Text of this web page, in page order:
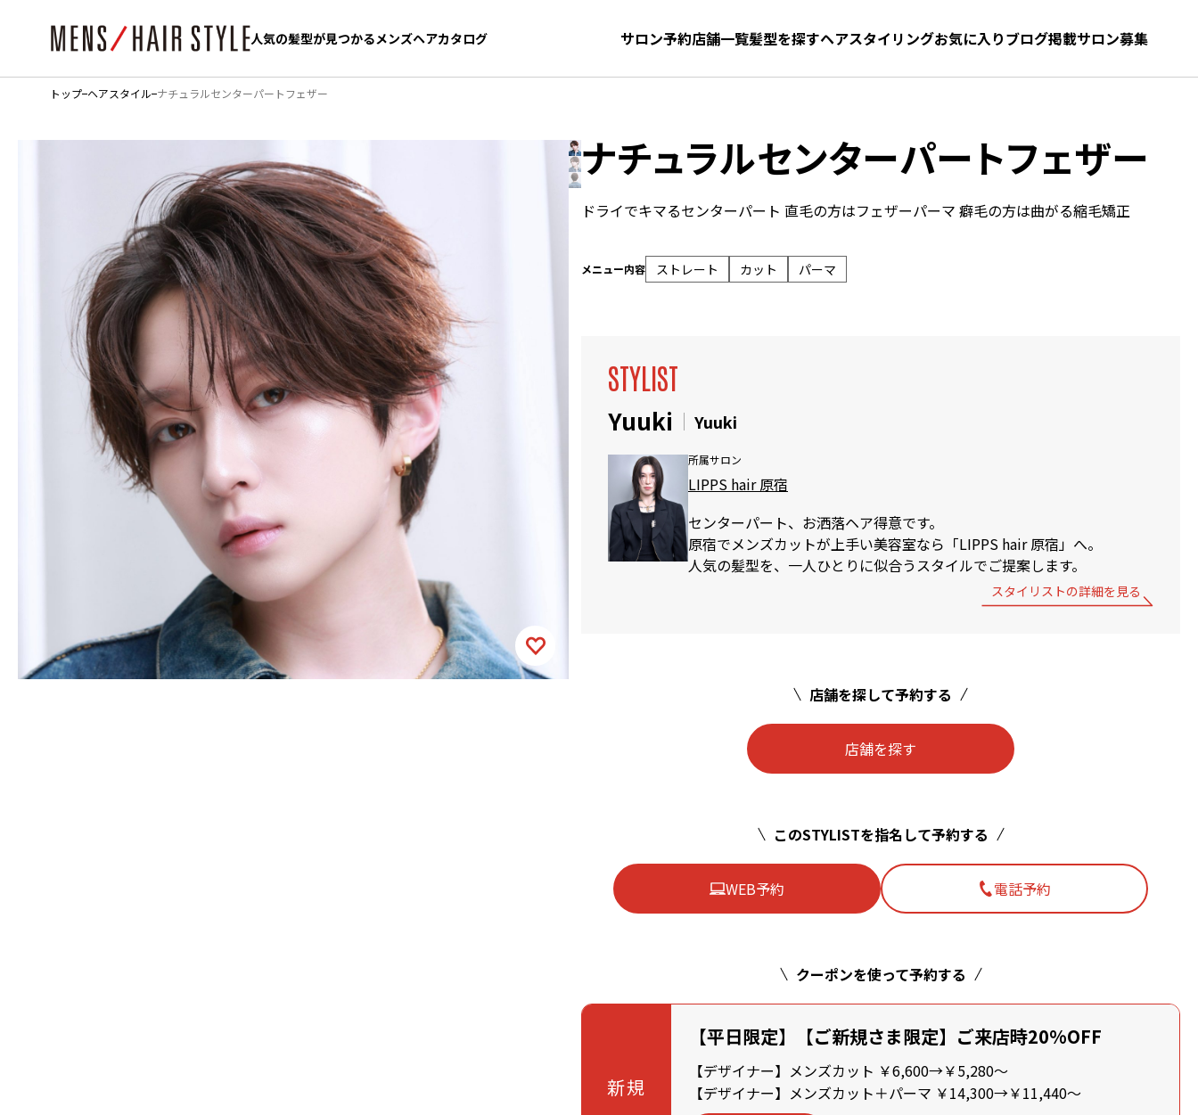
人気の髪型が見つかるメンズヘアカタログ サロン予約店舗一覧髪型を探すヘアスタイリングお気に入りブログ掲載サロン募集
人気の髪型が見つかるメンズヘアカタログ お気に入り 髪型をさがす
トップ ヘアスタイル ナチュラルセンターパートフェザー
ナチュラルセンターパートフェザー
ドライでキマるセンターパート 直毛の方はフェザーパーマ 癖毛の方は曲がる縮毛矯正
メニュー内容 ストレート カット パーマ
STYLIST
Yuuki Yuuki
所属サロン
LIPPS hair 原宿
センターパート、お洒落ヘア得意です。
原宿でメンズカットが上手い美容室なら「LIPPS hair 原宿」へ。
人気の髪型を、一人ひとりに似合うスタイルでご提案します。
スタイリストの詳細を見る
店舗を探して予約する
店舗を探す
このSTYLISTを指名して予約する
WEB予約 電話予約
クーポンを使って予約する
新規
【平日限定】【ご新規さま限定】ご来店時20%OFF
【デザイナー】メンズカット ￥6,600→￥5,280～
【デザイナー】メンズカット＋パーマ ￥14,300→￥11,440～